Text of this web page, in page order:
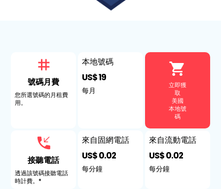
號碼月費
您所選號碼的月租費
用。
接聽電話
透過該號碼接聽電話
時計費。*
本地號碼
US$ 19
每月
來自固網電話
US$ 0.02
每分鐘
立即獲
取
美國
本地號
碼
來自流動電話
US$ 0.02
每分鐘